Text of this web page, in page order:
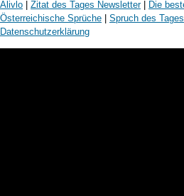
Alivlo Zitat des Tages Newsletter| Die
Österreichische Sprüche
Spruch des Tages
Datenschutzerklärung